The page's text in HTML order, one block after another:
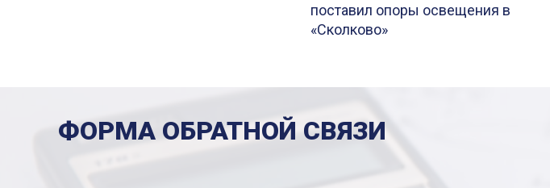
поставил опоры освещения в
«Сколково»
ФОРМА ОБРАТНОЙ СВЯЗИ